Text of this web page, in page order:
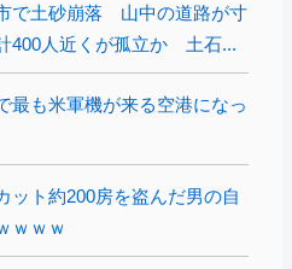
で土砂崩落 山中の道路が寸
400人近くが孤立か 土石...
最も米軍機が来る空港になっ
ット約200房を盗んだ男の自
ｗｗｗ